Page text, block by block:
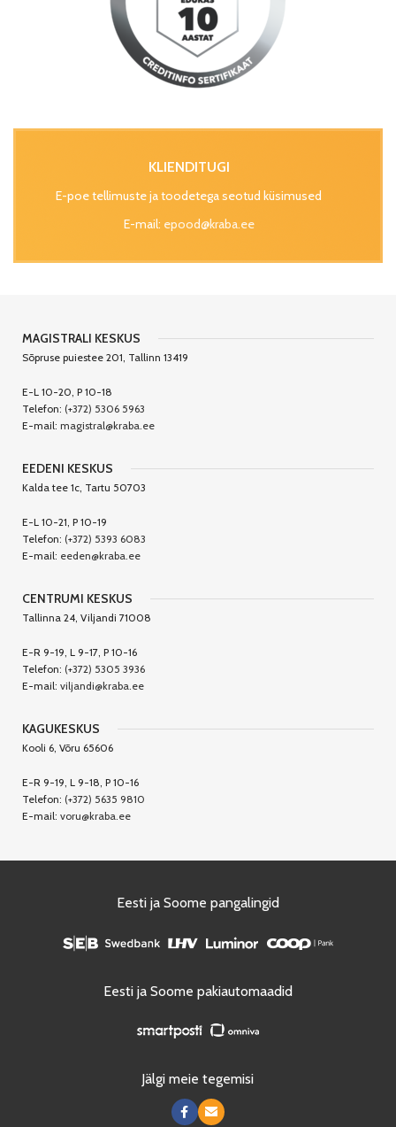
KLIENDITUGI
E-poe tellimuste ja toodetega seotud küsimused
E-mail: epood@kraba.ee
MAGISTRALI KESKUS
Sõpruse puiestee 201, Tallinn 13419
E-L 10-20, P 10-18
Telefon: (+372) 5306 5963
E-mail: magistral@kraba.ee
EEDENI KESKUS
Kalda tee 1c, Tartu 50703
E-L 10-21, P 10-19
Telefon: (+372) 5393 6083
E-mail: eeden@kraba.ee
CENTRUMI KESKUS
Tallinna 24, Viljandi 71008
E-R 9-19, L 9-17, P 10-16
Telefon: (+372) 5305 3936
E-mail: viljandi@kraba.ee
KAGUKESKUS
Kooli 6, Võru 65606
E-R 9-19, L 9-18, P 10-16
Telefon: (+372) 5635 9810
E-mail: voru@kraba.ee
Eesti ja Soome pangalingid
Eesti ja Soome pakiautomaadid
Jälgi meie tegemisi